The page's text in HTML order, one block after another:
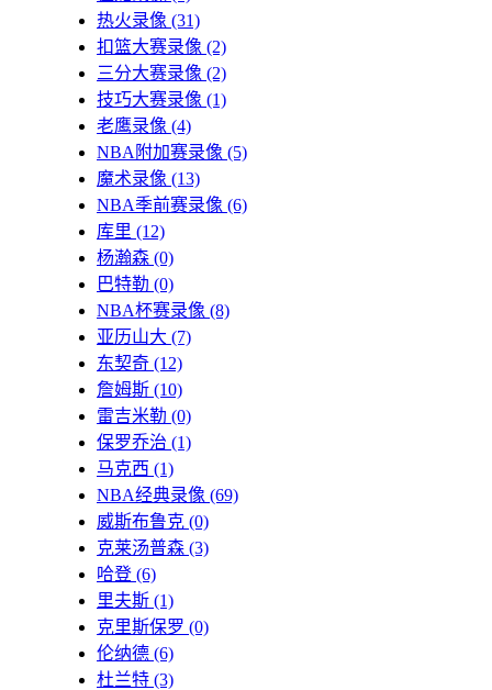
热火录像 (31)
扣篮大赛录像 (2)
三分大赛录像 (2)
技巧大赛录像 (1)
老鹰录像 (4)
NBA附加赛录像 (5)
魔术录像 (13)
NBA季前赛录像 (6)
库里 (12)
杨瀚森 (0)
巴特勒 (0)
NBA杯赛录像 (8)
亚历山大 (7)
东契奇 (12)
詹姆斯 (10)
雷吉米勒 (0)
保罗乔治 (1)
马克西 (1)
NBA经典录像 (69)
威斯布鲁克 (0)
克莱汤普森 (3)
哈登 (6)
里夫斯 (1)
克里斯保罗 (0)
伦纳德 (6)
杜兰特 (3)